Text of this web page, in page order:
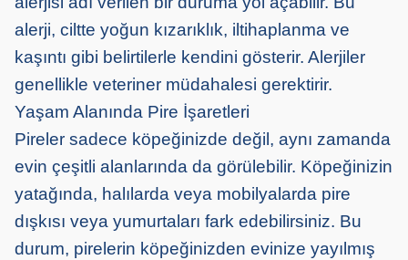
alerji, ciltte yoğun kızarıklık, iltihaplanma ve
kaşıntı gibi belirtilerle kendini gösterir. Alerjiler
genellikle veteriner müdahalesi gerektirir.
Yaşam Alanında Pire İşaretleri
Pireler sadece köpeğinizde değil, aynı zamanda
evin çeşitli alanlarında da görülebilir. Köpeğinizin
yatağında, halılarda veya mobilyalarda pire
dışkısı veya yumurtaları fark edebilirsiniz. Bu
durum, pirelerin köpeğinizden evinize yayılmış